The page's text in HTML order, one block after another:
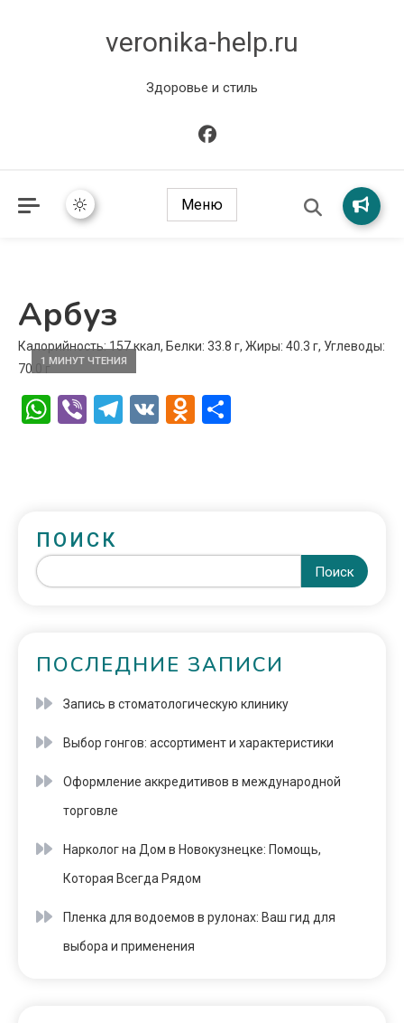
veronika-help.ru
Здоровье и стиль
Меню
Арбуз
1 МИНУТ ЧТЕНИЯ
Калорийность: 157 ккал, Белки: 33.8 г, Жиры: 40.3 г, Углеводы:
70.0 г
WhatsApp
ViberTelegram
VK Odnoklassniki
ПОИСК
Поиск
ПОСЛЕДНИЕ ЗАПИСИ
Запись в стоматологическую клинику
Выбор гонгов: ассортимент и характеристики
Оформление аккредитивов в международной
торговле
Нарколог на Дом в Новокузнецке: Помощь,
Которая Всегда Рядом
Пленка для водоемов в рулонах: Ваш гид для
выбора и применения